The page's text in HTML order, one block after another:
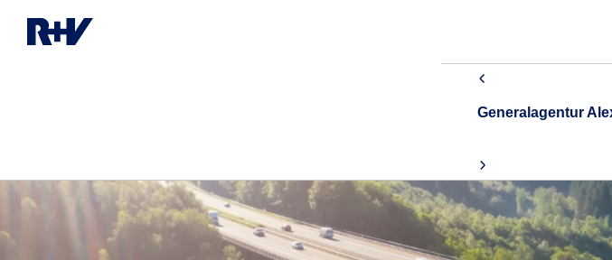
Generalagentur